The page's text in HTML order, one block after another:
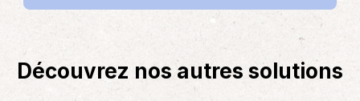
Découvrez nos autres solutions